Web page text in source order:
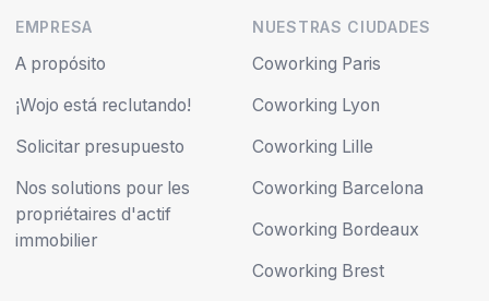
EMPRESA
A propósito
¡Wojo está reclutando!
Solicitar presupuesto
Nos solutions pour les
propriétaires d'actif
immobilier
NUESTRAS CIUDADES
Coworking Paris
Coworking Lyon
Coworking Lille
Coworking Barcelona
Coworking Bordeaux
Coworking Brest